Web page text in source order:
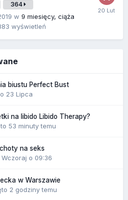
364
w 9 miesięcy, ciąża
wyświetleń
biustu Perfect Bust
23 Lipca
na libido Libido Therapy?
53 minuty temu
na seks
Wczoraj o 09:36
w Warszawie
2 godziny temu